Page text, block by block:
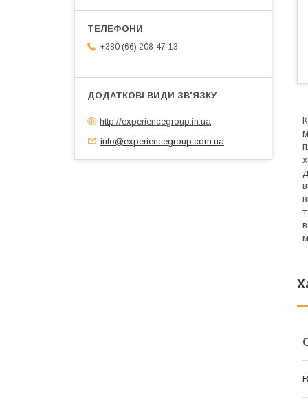
+380 (66) 208-47-13
http://experiencegroup.in.ua
info@experiencegroup.com.ua